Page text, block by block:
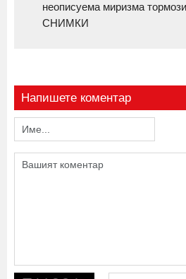
неописуема миризма
СНИМКИ
Напишете коментар